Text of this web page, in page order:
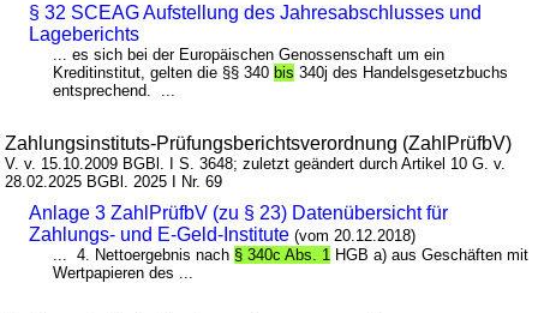
§ 32 SCEAG Aufstellung des Jahresabschlusses und
Lageberichts
... es sich bei der Europäischen Genossenschaft um ein
Kreditinstitut, gelten die §§ 340bis 340j des Handelsgesetzbuchs
entsprechend. ...
Zahlungsinstituts-Prüfungsberichtsverordnung (ZahlPrüfbV)
V. v. 15.10.2009 BGBl. I S. 3648; zuletzt geändert durch Artikel 10 G. v.
28.02.2025 BGBl. 2025 I Nr. 69
Anlage 3 ZahlPrüfbV (zu § 23) Datenübersicht für
Zahlungs- und E-Geld-Institute (vom 20.12.2018)
... 4. Nettoergebnis nach § 340c Abs. 1 HGB a) aus Geschäften mit
Wertpapieren des ...